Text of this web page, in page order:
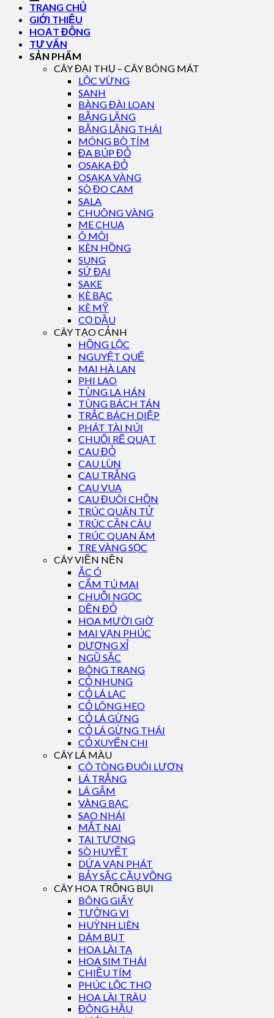
TRANG CHỦ
GIỚI THIỆU
HOẠT ĐỘNG
TƯ VẤN
SẢN PHẨM
CÂY ĐẠI THỤ – CÂY BÓNG MÁT
LỘC VỪNG
SANH
BÀNG ĐÀI LOAN
BẰNG LĂNG
BẰNG LĂNG THÁI
MÓNG BÒ TÍM
ĐA BÚP ĐỎ
OSAKA ĐỎ
OSAKA VÀNG
SÒ ĐO CAM
SALA
CHUÔNG VÀNG
ME CHUA
Ô MÔI
KÈN HỒNG
SUNG
SỨ ĐẠI
SAKE
KÈ BẠC
KÈ MỸ
CỌ DẦU
CÂY TẠO CẢNH
HỒNG LỘC
NGUYỆT QUẾ
MAI HÀ LAN
PHI LAO
TÙNG LA HÁN
TÙNG BÁCH TÁN
TRẮC BÁCH DIỆP
PHÁT TÀI NÚI
CHUỐI RẼ QUẠT
CAU ĐỎ
CAU LÙN
CAU TRẮNG
CAU VUA
CAU ĐUÔI CHỒN
TRÚC QUÂN TỬ
TRÚC CẦN CÂU
TRÚC QUAN ÂM
TRE VÀNG SỌC
CÂY VIỀN NỀN
ẮC Ó
CẨM TÚ MAI
CHUỖI NGỌC
DỀN ĐỎ
HOA MƯỜI GIỜ
MAI VẠN PHÚC
DƯƠNG XỈ
NGŨ SẮC
BÔNG TRANG
CỎ NHUNG
CỎ LÁ LẠC
CỎ LÔNG HEO
CỎ LÁ GỪNG
CỎ LÁ GỪNG THÁI
CỎ XUYẾN CHI
CÂY LÁ MÀU
CÔ TÒNG ĐUÔI LƯƠN
LÁ TRẮNG
LÁ GẤM
VÀNG BẠC
SAO NHÁI
MẮT NAI
TAI TƯỢNG
SÒ HUYẾT
DỨA VẠN PHÁT
BẢY SẮC CẦU VỒNG
CÂY HOA TRỒNG BỤI
BÔNG GIẤY
TƯỜNG VI
HUỲNH LIÊN
DÂM BỤT
HOA LÀI TA
HOA SIM THÁI
CHIỀU TÍM
PHÚC LỘC THỌ
HOA LÀI TRÂU
ĐÔNG HẦU